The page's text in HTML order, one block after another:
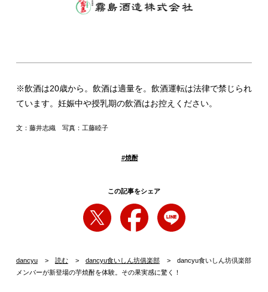
※飲酒は20歳から。飲酒は適量を。飲酒運転は法律で禁じられ
ています。妊娠中や授乳期の飲酒はお控えください。
文：藤井志織 写真：工藤睦子
#焼酎
この記事をシェア
dancyu 読む dancyu食いしん坊俱楽部
dancyu食いしん坊倶楽部
メンバーが新登場の芋焼酎を体験。その果実感に驚く！